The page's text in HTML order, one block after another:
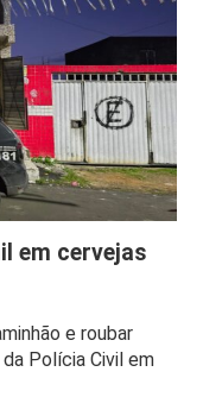
em cervejas
e roubar
Polícia Civil em